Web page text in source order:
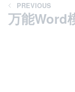
PREVIOUS
万能Word